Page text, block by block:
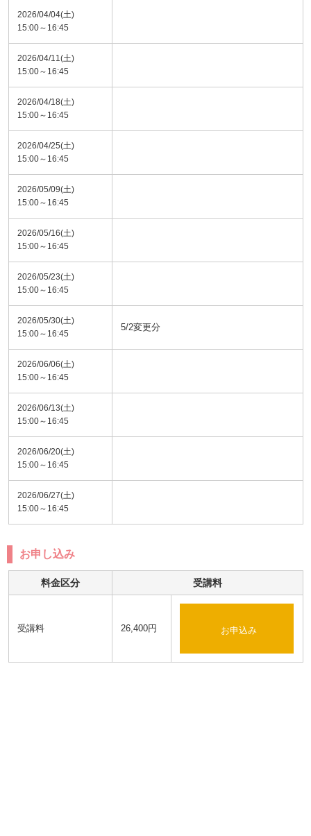
2026/04/04(土)
15:00～16:45
2026/04/11(土)
15:00～16:45
2026/04/18(土)
15:00～16:45
2026/04/25(土)
15:00～16:45
2026/05/09(土)
15:00～16:45
2026/05/16(土)
15:00～16:45
2026/05/23(土)
15:00～16:45
2026/05/30(土)
15:00～16:45
5/2変更分
2026/06/06(土)
15:00～16:45
2026/06/13(土)
15:00～16:45
2026/06/20(土)
15:00～16:45
2026/06/27(土)
15:00～16:45
お申し込み
料金区分 受講料
受講料 26,400円 お申込み